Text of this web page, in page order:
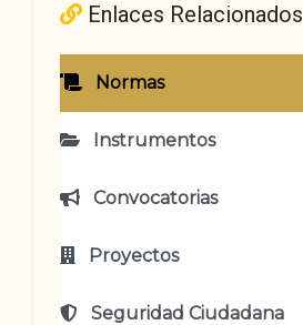
Enlaces Relacionados
Normas
Instrumentos
Convocatorias
Proyectos
Seguridad Ciudadana